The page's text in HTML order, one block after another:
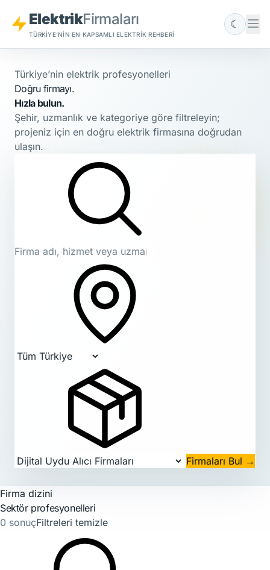
ElektrikFirmaları
TÜRKIYE'NIN EN KAPSAMLI ELEKTRIK REHBERI
☾
Türkiye’nin elektrik profesyonelleri
Doğru firmayı.
Hızla bulun.
Şehir, uzmanlık ve kategoriye göre filtreleyin;
projeniz için en doğru elektrik firmasına doğrudan
ulaşın.
Firmaları Bul →
Firma dizini
Sektör profesyonelleri
0 sonuçFiltreleri temizle